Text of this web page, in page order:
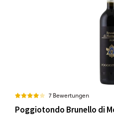
7 Bewertungen
Poggiotondo Brunello di